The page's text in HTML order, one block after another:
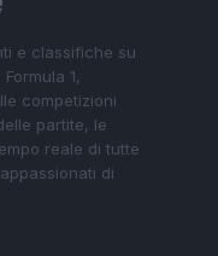
e classifiche su
1,
competizioni
partite, le
reale di tutte
di